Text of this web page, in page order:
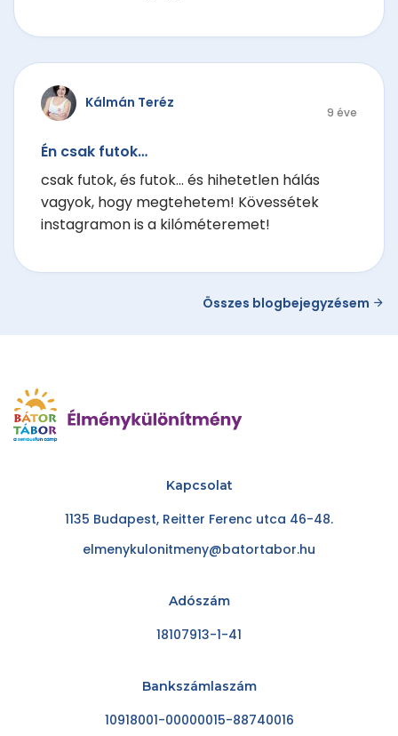
Kálmán Teréz
9 éve
Én csak futok…
csak futok, és futok... és hihetetlen hálás
vagyok, hogy megtehetem! Kövessétek
instagramon is a kilóméteremet!
Összes blogbejegyzésem
Kapcsolat
1135 Budapest, Reitter Ferenc utca 46-48.
elmenykulonitmeny@batortabor.hu
Adószám
18107913-1-41
Bankszámlaszám
10918001-00000015-88740016